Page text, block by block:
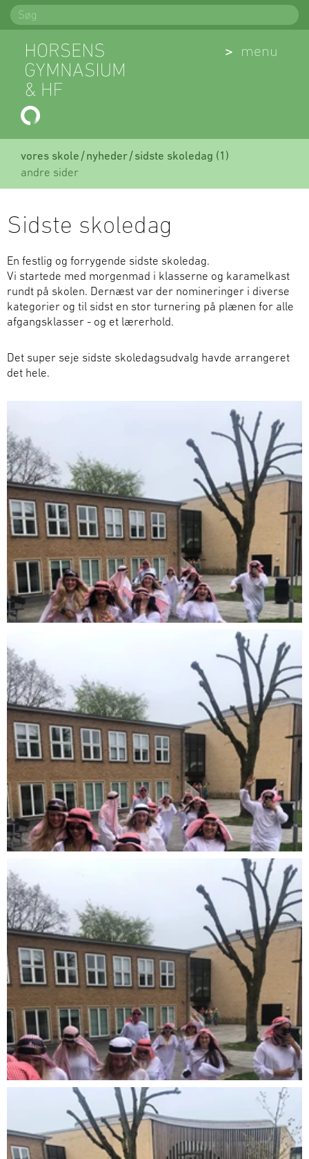
Spring
indhold
Søg
(Åben)
menu
vores skole nyheder sidste skoledag (1)
andre sider
Sidste skoledag
En festlig og forrygende sidste skoledag.
Vi startede med morgenmad i klasserne og karamelkast
rundt på skolen. Dernæst var der nomineringer i diverse
kategorier og til sidst en stor turnering på plænen for alle
afgangsklasser - og et lærerhold.
Det super seje sidste skoledagsudvalg havde arrangeret
det hele.